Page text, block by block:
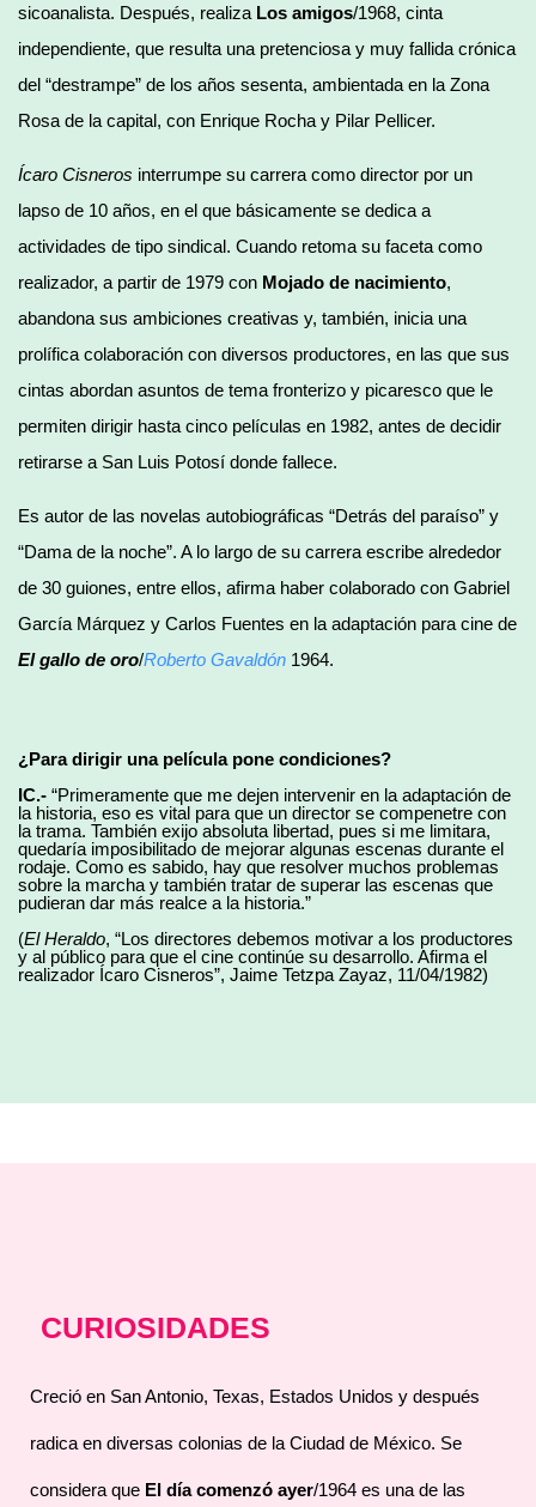
sicoanalista. Después, realiza Los amigos/1968, cinta
independiente, que resulta una pretenciosa y muy fallida crónica
del “destrampe” de los años sesenta, ambientada en la Zona
Rosa de la capital, con Enrique Rocha y Pilar Pellicer.
Ícaro Cisneros interrumpe su carrera como director por un
lapso de 10 años, en el que básicamente se dedica a
actividades de tipo sindical. Cuando retoma su faceta como
realizador, a partir de 1979 con Mojado de nacimiento,
abandona sus ambiciones creativas y, también, inicia una
prolífica colaboración con diversos productores, en las que sus
cintas abordan asuntos de tema fronterizo y picaresco que le
permiten dirigir hasta cinco películas en 1982, antes de decidir
retirarse a San Luis Potosí donde fallece.
Es autor de las novelas autobiográficas “Detrás del paraíso” y
“Dama de la noche”. A lo largo de su carrera escribe alrededor
de 30 guiones, entre ellos, afirma haber colaborado con Gabriel
García Márquez y Carlos Fuentes en la adaptación para cine de
El gallo de oro/Roberto Gavaldón 1964.
¿Para dirigir una película pone condiciones?
IC.- “Primeramente que me dejen intervenir en la adaptación de
la historia, eso es vital para que un director se compenetre con
la trama. También exijo absoluta libertad, pues si me limitara,
quedaría imposibilitado de mejorar algunas escenas durante el
rodaje. Como es sabido, hay que resolver muchos problemas
sobre la marcha y también tratar de superar las escenas que
pudieran dar más realce a la historia.”
(El Heraldo, “Los directores debemos motivar a los productores
y al público para que el cine continúe su desarrollo. Afirma el
realizador Ícaro Cisneros”, Jaime Tetzpa Zayaz, 11/04/1982)
CURIOSIDADES
Creció en San Antonio, Texas, Estados Unidos y después
radica en diversas colonias de la Ciudad de México. Se
considera que El día comenzó ayer/1964 es una de las